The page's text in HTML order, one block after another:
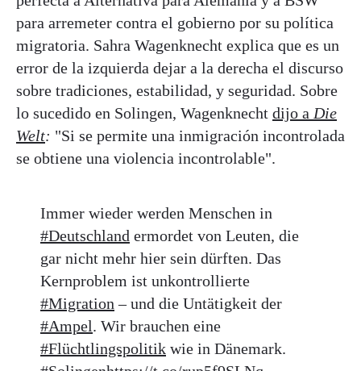
para arremeter contra el gobierno por su política
migratoria. Sahra Wagenknecht explica que es un
error de la izquierda dejar a la derecha el discurso
sobre tradiciones, estabilidad, y seguridad. Sobre
lo sucedido en Solingen, Wagenknecht dijo a Die
Welt: "Si se permite una inmigración incontrolada
se obtiene una violencia incontrolable".
Immer wieder werden Menschen in
#Deutschland ermordet von Leuten, die
gar nicht mehr hier sein dürften. Das
Kernproblem ist unkontrollierte
#Migration – und die Untätigkeit der
#Ampel. Wir brauchen eine
#Flüchtlingspolitik wie in Dänemark.